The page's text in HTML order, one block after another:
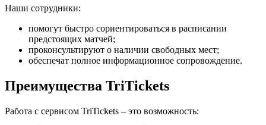
Наши сотрудники:
помогут быстро сориентироваться в расписании
предстоящих матчей;
проконсультируют о наличии свободных мест;
обеспечат полное информационное сопровождение.
Преимущества TriTickets
Работа с сервисом TriTickets – это возможность: